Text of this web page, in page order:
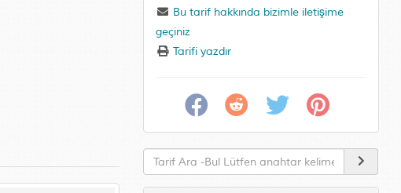
Bu tarif hakkında bizimle iletişime
geçiniz
Tarifi yazdır